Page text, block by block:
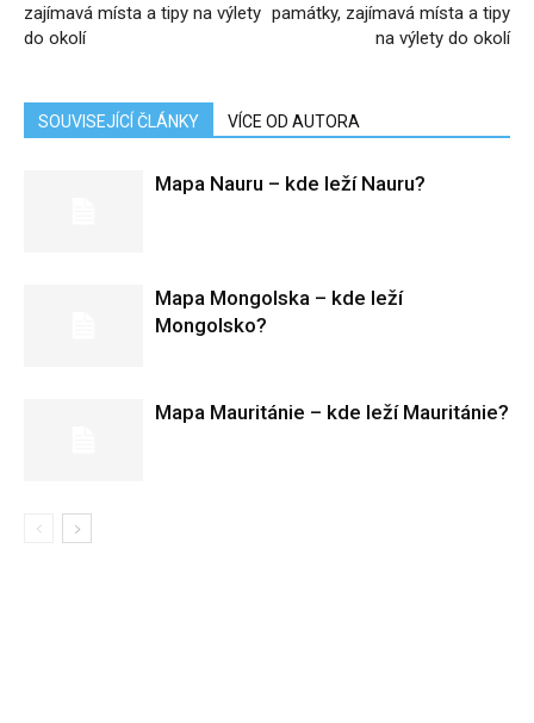
zajímavá místa a tipy na výlety
do okolí
památky, zajímavá místa a tipy
na výlety do okolí
SOUVISEJÍCÍ ČLÁNKY VÍCE OD AUTORA
Mapa Nauru – kde leží Nauru?
Mapa Mongolska – kde leží
Mongolsko?
Mapa Mauritánie – kde leží Mauritánie?